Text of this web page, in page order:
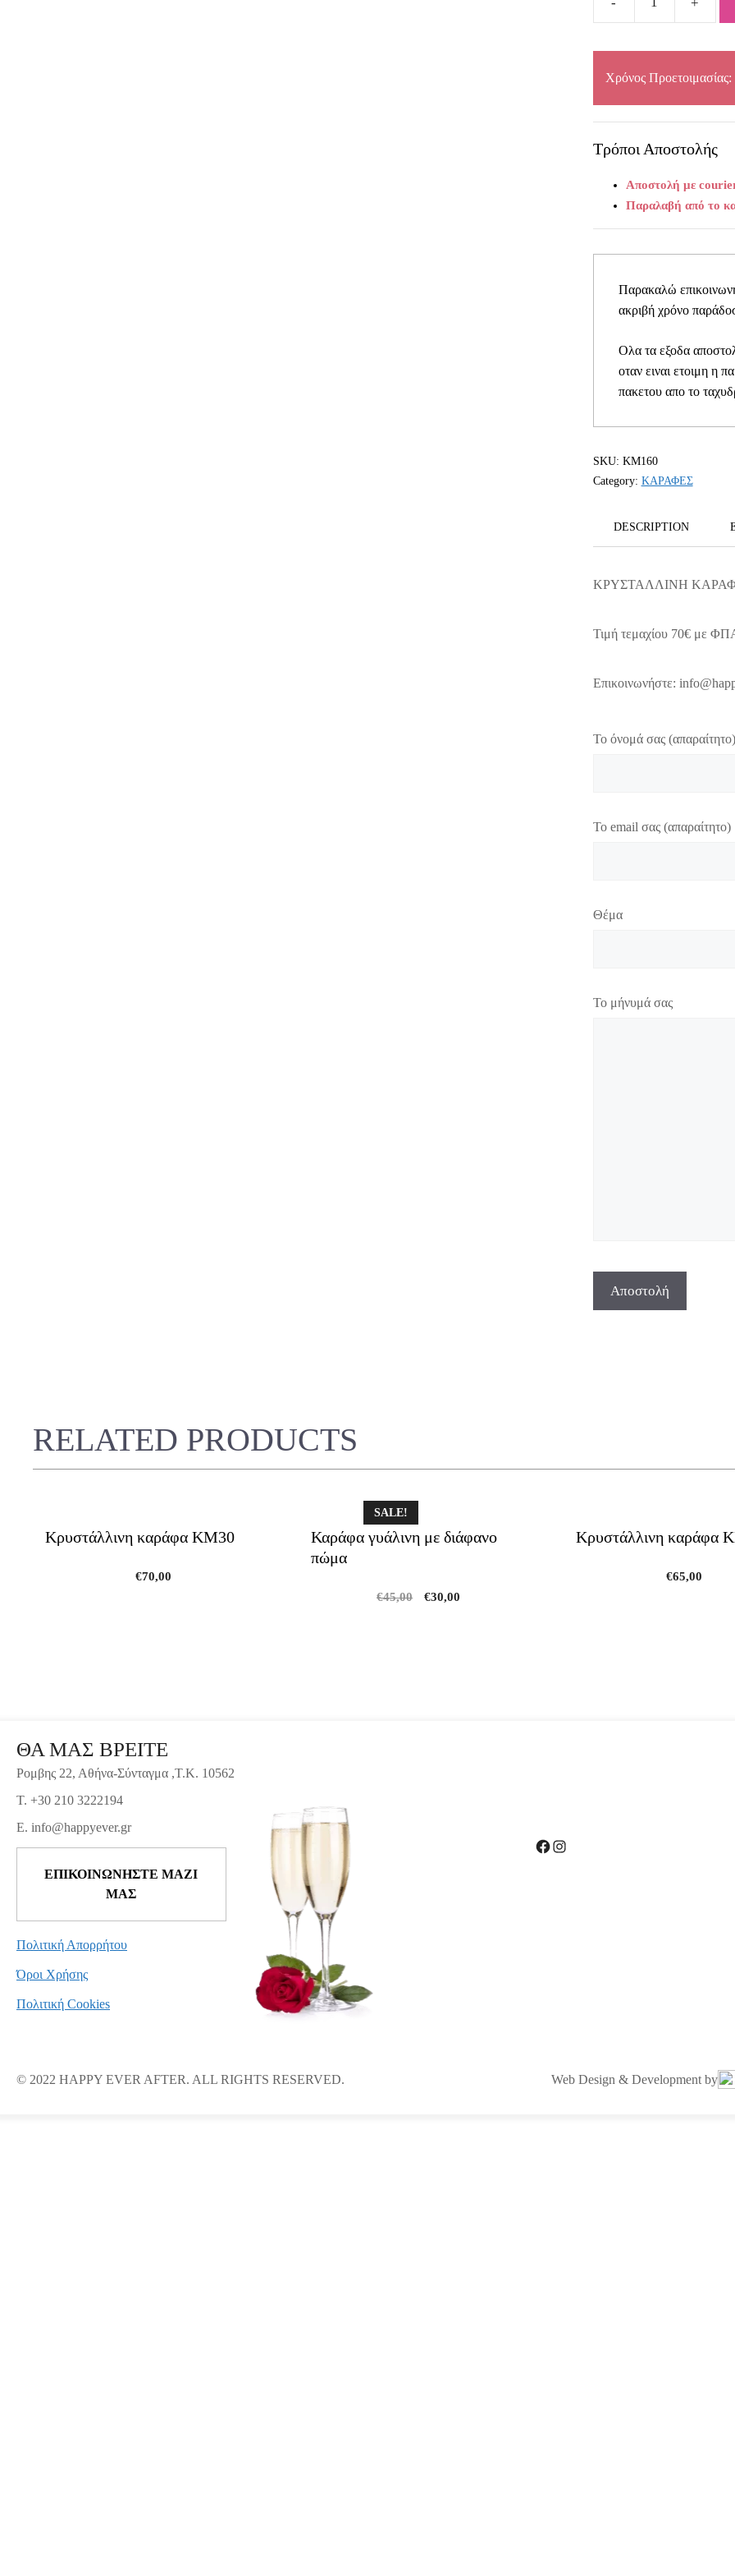
Κρυστάλλινη
ΚΜ160
quantity
Χρόνος Προετοιμασίας:
Τρόποι Αποστολής
Αποστολή με
Παραλαβή από το
Παρακαλώ
ακριβή χρόνο
Ολα τα εξοδα
οταν ειναι ετοιμη η
πακετου απο το
SKU: ΚΜ160
Category: ΚΑΡΑΦΕΣ
DESCRIPTION
ΚΡΥΣΤΑΛΛΙΝΗ
Τιμή τεμαχίου 70€ με
Επικοινωνήστε:
Το όνομά σας (απαραίτητο)
Το email σας (απαραίτητο)
Θέμα
Το μήνυμά σας
RELATED PRODUCTS
Κρυστάλλινη καράφα ΚΜ30
€70,00
SALE!
Καράφα γυάλινη με διάφανο
πώμα
€45,00
Original
€30,00
Κρυστάλλινη καράφα
€65,00
ΘΑ ΜΑΣ ΒΡΕΙΤΕ
Ρομβης 22, Αθήνα-Σύνταγμα ,Τ.Κ. 10562
T. +30 210 3222194
E. info@happyever.gr
ΕΠΙΚΟΙΝΩΝΗΣΤΕ ΜΑΖΙ
ΜΑΣ
Πολιτική Απορρήτου
Όροι Χρήσης
Πολιτική Cookies
Facebook
Instagram
© 2022 HAPPY EVER AFTER. ALL RIGHTS RESERVED. Web Design & Development by